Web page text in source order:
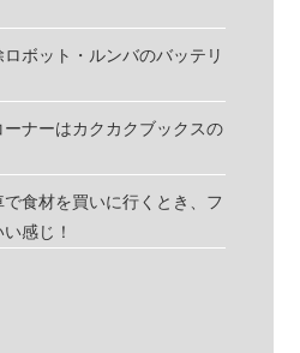
ロボット・ルンバのバッテリ
ナーはカクカクブックスの
で食材を買いに行くとき、フ
感じ！